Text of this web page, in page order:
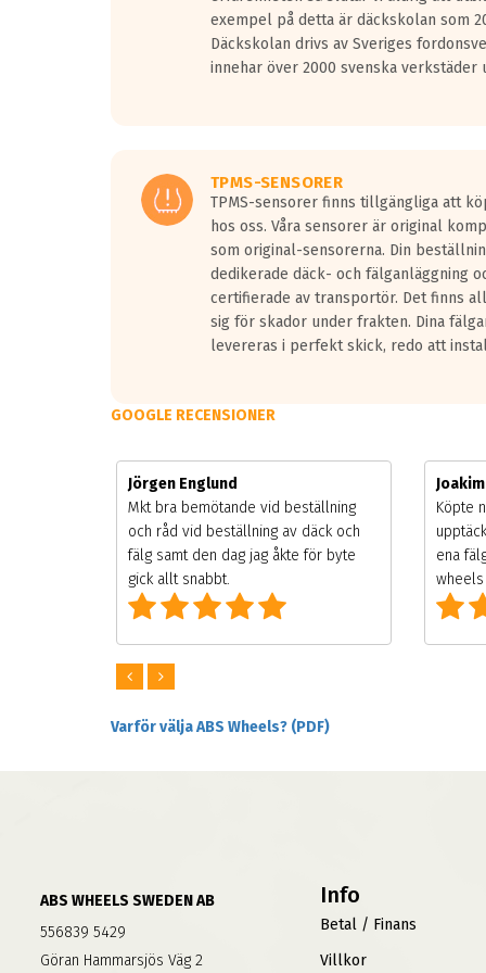
Vid körning i över 50km/h brukar
På däckmärkningen kommer det finnas en
medans de vita vågorna påvisar om det är ett tyst
Ett däck med tre svarta vågor uppnår de
exempel på detta är däckskolan som
Däckskolan drivs av Sveriges
innehar över 2000 svenska verkstäder
TPMS-SENSORER
TPMS-sensorer finns tillgängliga att
hos oss. Våra sensorer är original
som original-sensorerna. Din
dedikerade däck- och fälganläggning
certifierade av transportör. Det finns
sig för skador under frakten. Dina
levereras i perfekt skick, redo att
GOOGLE RECENSIONER
Jörgen Englund
Mkt bra bemötande vid beställning
och råd vid beställning av däck och
fälg samt den dag jag åkte för byte
gick allt snabbt.
Köpte
ena
Varför välja ABS Wheels? (PDF)
ABS WHEELS SWEDEN AB
556839 5429
Göran Hammarsjös Väg 2
Info
Betal / Finans
Villkor